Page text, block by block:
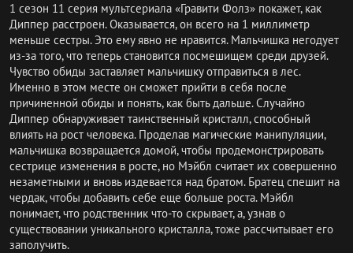
1 сезон 11 серия мультсериала «Гравити Фолз» покажет, как
Диппер расстроен. Оказывается, он всего на 1 миллиметр
меньше сестры. Это ему явно не нравится. Мальчишка негодует
из-за того, что теперь становится посмешищем среди друзей.
Чувство обиды заставляет мальчишку отправиться в лес.
Именно в этом месте он сможет прийти в себя после
причиненной обиды и понять, как быть дальше. Случайно
Диппер обнаруживает таинственный кристалл, способный
влиять на рост человека. Проделав магические манипуляции,
мальчишка возвращается домой, чтобы продемонстрировать
сестрице изменения в росте, но Мэйбл считает их совершенно
незаметными и вновь издевается над братом. Братец спешит на
чердак, чтобы добавить себе еще больше роста. Мэйбл
понимает, что родственник что-то скрывает, а, узнав о
существовании уникального кристалла, тоже рассчитывает его
заполучить.